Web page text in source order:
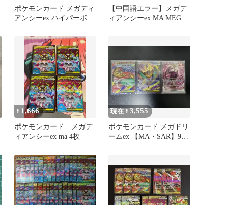
ポケモンカード メガディ
アンシーex ハイパーボー
【中国語エラー】メガデ
ィアンシーex MA MEGA
¥ 1,666
ポケモンカード メガデ
ィアンシーex ma 4枚
現在 ¥3,555
ポケモンカード メガドリ
ームex 【MA・SAR】9枚